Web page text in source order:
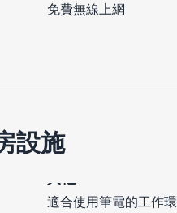
免費無線上網
設施
適合使用筆電的工作